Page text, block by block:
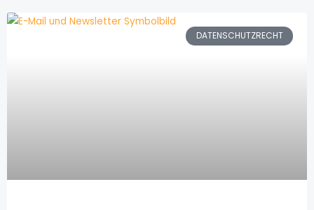
DATENSCHUTZRECHT